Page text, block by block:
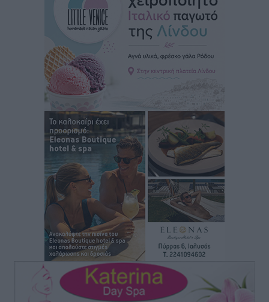
Πού κινούνται οι κρατήσεις last minute σε Ελλάδα
από Γερμανούς
πριν 2 ώρες
Οδηγός στη Ρόδο τράκαρε σταθμευμένο αυτοκίνητο,
παρέσυρε 72χρονο και διέφυγε
Τοπικές Ειδήσεις• πριν 2 ώρες
Το νέο Ειδικό Χωροταξικό για τον Τουρισμό
ξανασχεδιάζει τον επενδυτικό χάρτη της Ρόδου
πριν 3 ώρες
Γιάννης Βασιλάκης: «Η Πρωτοβάθμια Φροντίδα
Υγείας πρέπει να φτάνει σε κάθε γωνιά – Ενισχύουμε
τις δομές, δεν τις αποδυναμώνουμε»
Συνεντεύξεις• πριν 3 ώρες
Ιδρυμα Ωνάση: Το όραμα πίσω από τα δύο νέα
σχολεία της Ρόδου
Συνεντεύξεις• πριν 3 ώρες